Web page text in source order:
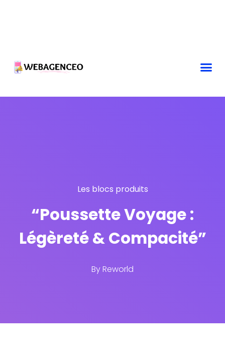
Les blocs produits
“Poussette Voyage :
Légèreté & Compacité”
ByReworld